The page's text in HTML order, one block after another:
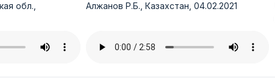
обл.,
Алжанов Р.Б., Казахстан, 04.02.2021